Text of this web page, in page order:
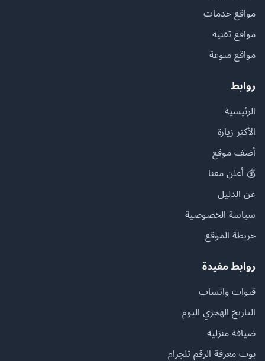
مواقع خدمات
مواقع تقنية
مواقع منوعة
روابط
الرئيسية
الأكثر زيارة
أضف موقع
💰 أعلن معنا
عن الدليل
سياسة الخصوصية
خريطة الموقع
روابط مفيدة
قنوات واتساب
التاريخ الهجري اليوم
ضيافة منزلية
بوت معرفة الرقم تلجرام